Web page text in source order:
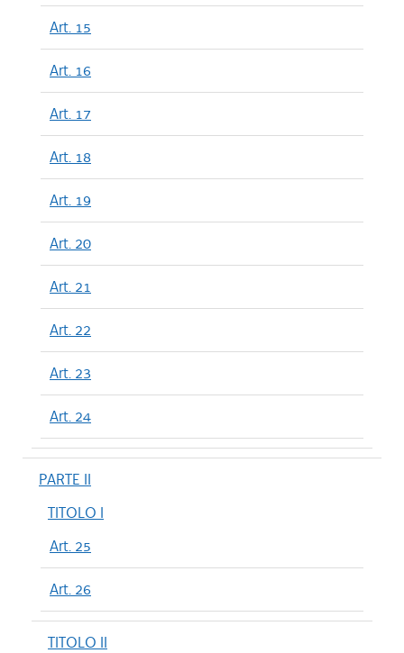
Art. 15
Art. 16
Art. 17
Art. 18
Art. 19
Art. 20
Art. 21
Art. 22
Art. 23
Art. 24
PARTE II
TITOLO I
Art. 25
Art. 26
TITOLO II